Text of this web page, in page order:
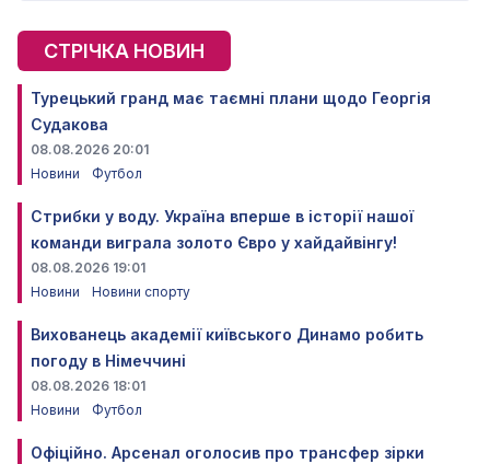
СТРІЧКА НОВИН
Турецький гранд має таємні плани щодо Георгія
Судакова
08.08.2026 20:01
Новини
Футбол
Стрибки у воду. Україна вперше в історії нашої
команди виграла золото Євро у хайдайвінгу!
08.08.2026 19:01
Новини
Новини спорту
Вихованець академії київського Динамо робить
погоду в Німеччині
08.08.2026 18:01
Новини
Футбол
Офіційно. Арсенал оголосив про трансфер зірки